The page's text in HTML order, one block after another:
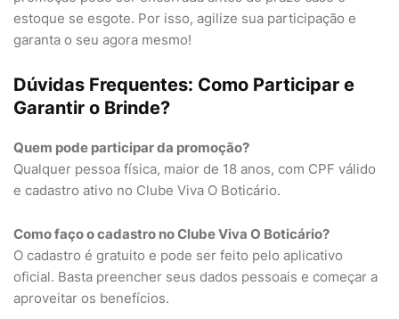
estoque se esgote. Por isso, agilize sua participação e
garanta o seu agora mesmo!
Dúvidas Frequentes: Como Participar e
Garantir o Brinde?
Quem pode participar da promoção?
Qualquer pessoa física, maior de 18 anos, com CPF válido
e cadastro ativo no Clube Viva O Boticário.
Como faço o cadastro no Clube Viva O Boticário?
O cadastro é gratuito e pode ser feito pelo aplicativo
oficial. Basta preencher seus dados pessoais e começar a
aproveitar os benefícios.